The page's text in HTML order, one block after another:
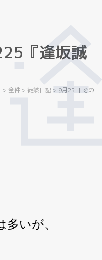
25 『逢坂誠
> 全件 > 徒然日記 > 9月25日 その
いが、